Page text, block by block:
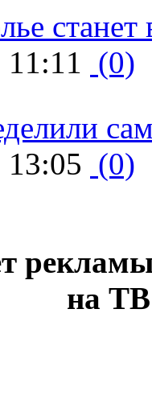
(0)
13:05 (0)
на ТВ